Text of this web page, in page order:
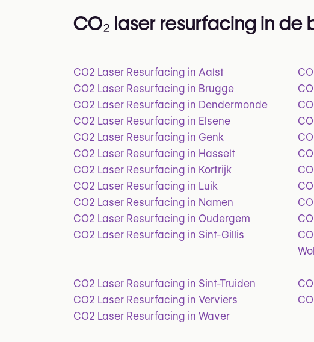
CO₂ laser resurfacing in
CO2 Laser Resurfacing in Aalst
CO2 Laser Resurfacing in Brugge
CO2 Laser Resurfacing in Dendermonde
CO2 Laser Resurfacing in Elsene
CO2 Laser Resurfacing in Genk
CO2 Laser Resurfacing in Hasselt
CO2 Laser Resurfacing in Kortrijk
CO2 Laser Resurfacing in Luik
CO2 Laser Resurfacing in Namen
CO2 Laser Resurfacing in Oudergem
CO2 Laser Resurfacing in Sint-Gillis
CO2 Laser Resurfacing in Sint-Truiden
CO2 Laser Resurfacing in Verviers
CO2 Laser Resurfacing in Waver